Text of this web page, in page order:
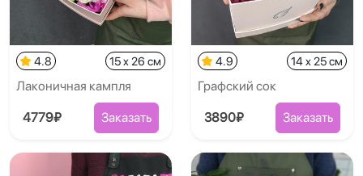
4.8 15 x 26 см
Лаконичная кампля
4779₽ Заказать
4.9 14 x 25 см
Графский сок
3890₽ Заказать